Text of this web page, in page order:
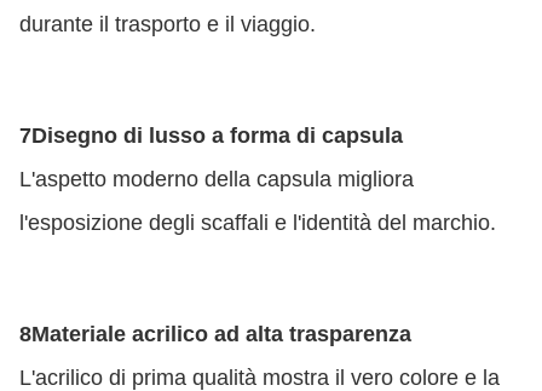
durante il trasporto e il viaggio.
7Disegno di lusso a forma di capsula
L'aspetto moderno della capsula migliora
l'esposizione degli scaffali e l'identità del marchio.
8Materiale acrilico ad alta trasparenza
L'acrilico di prima qualità mostra il vero colore e la